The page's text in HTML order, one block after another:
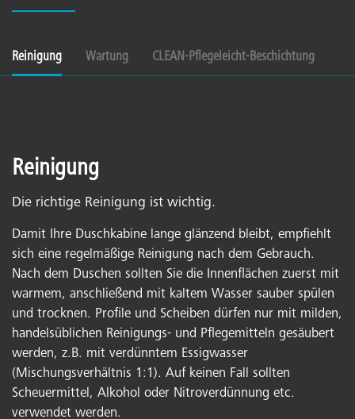
Reinigung Wartung CLEAN-Pflegeleicht-Beschichtung
Reinigung
Die richtige Reinigung ist wichtig.
Damit Ihre Duschkabine lange glänzend bleibt, empfiehlt
sich eine regelmäßige Reinigung nach dem Gebrauch.
Nach dem Duschen sollten Sie die Innenflächen zuerst mit
warmem, anschließend mit kaltem Wasser sauber spülen
und trocknen. Profile und Scheiben dürfen nur mit milden,
handelsüblichen Reinigungs- und Pflegemitteln gesäubert
werden, z.B. mit verdünntem Essigwasser
(Mischungsverhältnis 1:1). Auf keinen Fall sollten
Scheuermittel, Alkohol oder Nitroverdünnung etc.
verwendet werden.